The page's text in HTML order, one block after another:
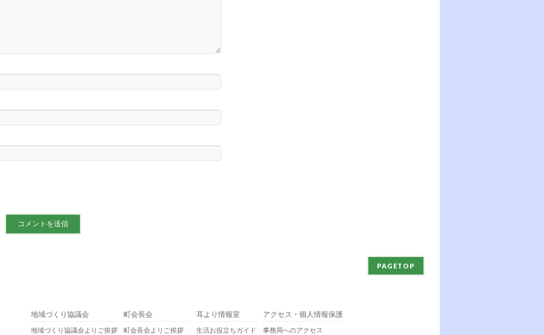
PAGETOP
地域づくり協議会
地域づくり協議会よりご挨拶
町会長会
町会長会よりご挨拶
耳より情報室
生活お役立ちガイド
アクセス・個人情報保護
事務局へのアクセス